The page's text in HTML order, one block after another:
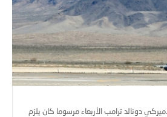
دونالد ترامب الأربعاء مرسوما كان يلزم